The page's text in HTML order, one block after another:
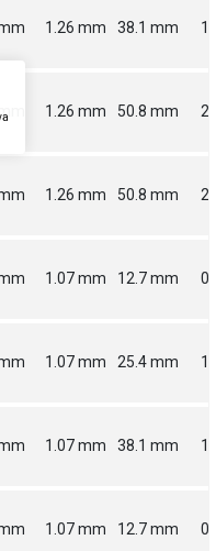
1.26 mm 38.1 mm
1.26 mm 50.8 mm 2
1.26 mm 50.8 mm 2
1.07 mm 12.7 mm
1.07 mm 25.4 mm 1
1.07 mm 38.1 mm
1.07 mm 12.7 mm